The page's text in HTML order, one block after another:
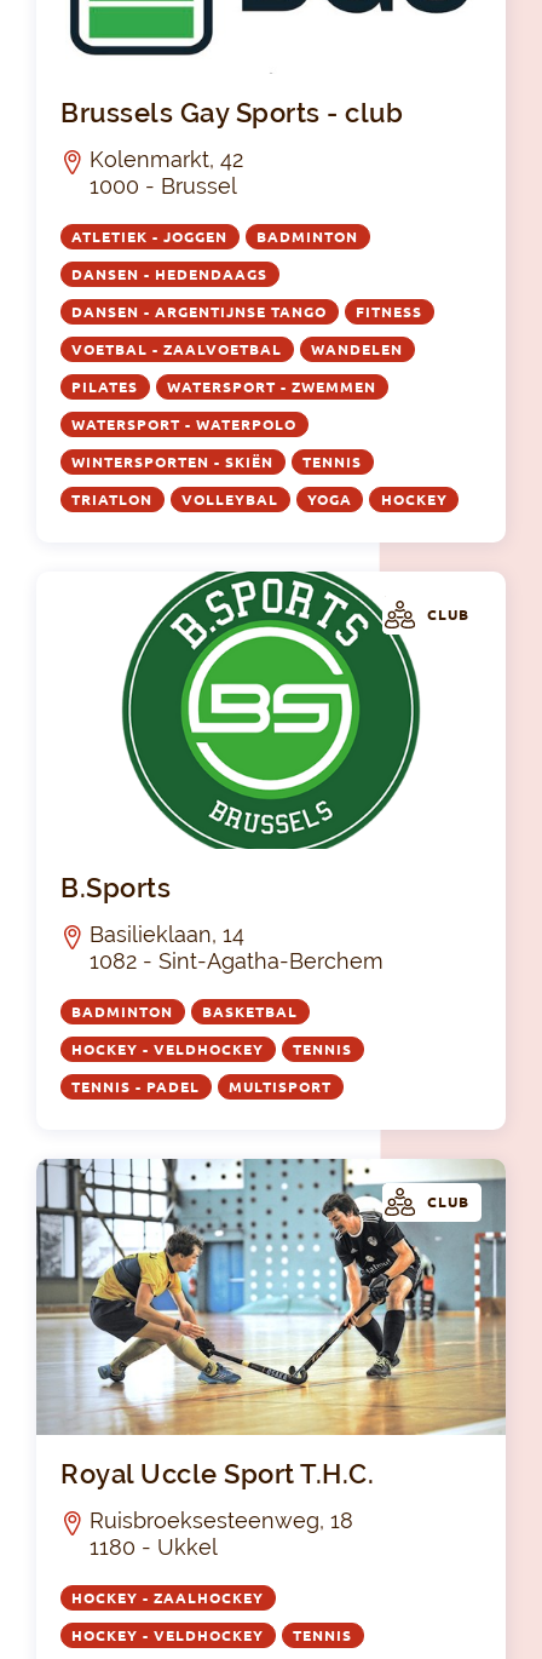
Brussels Gay Sports - club
Kolenmarkt, 42
1000 - Brussel
ATLETIEK - JOGGEN BADMINTON
DANSEN - HEDENDAAGS
DANSEN - ARGENTIJNSE TANGO FITNESS
VOETBAL - ZAALVOETBAL WANDELEN
PILATES WATERSPORT - ZWEMMEN
WATERSPORT - WATERPOLO
WINTERSPORTEN - SKIËN TENNIS
TRIATLON VOLLEYBAL YOGA HOCKEY
CLUB
B.Sports
Basilieklaan, 14
1082 - Sint-Agatha-Berchem
BADMINTON BASKETBAL
HOCKEY - VELDHOCKEY TENNIS
TENNIS - PADEL MULTISPORT
CLUB
Royal Uccle Sport T.H.C.
Ruisbroeksesteenweg, 18
1180 - Ukkel
HOCKEY - ZAALHOCKEY
HOCKEY - VELDHOCKEY TENNIS